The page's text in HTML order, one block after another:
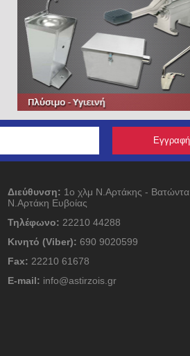
Διεύθυνση: 1ο χλμ Ν.Αρτάκης - Βατώντα,
Ν.Αρτάκη Ευβοίας
Τηλέφωνο: 22210 44288
Κινητό (Viber): 690 9020599
Fax: 22210 61678
E-mail: info@astirzois.gr